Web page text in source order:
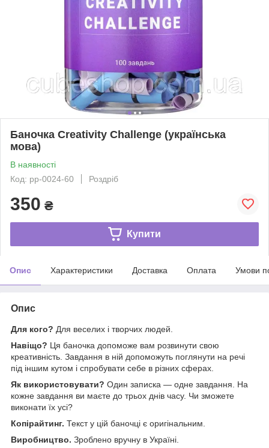
Баночка Creativity Challenge (українська
мова)
В наявності
Код: pp-0024-60
Роздріб
350 ₴
Купити
Опис Характеристики Доставка Оплата Умови
Опис
Для кого? Для веселих і творчих людей.
Навіщо? Ця баночка допоможе вам розвинути свою
креативність. Завдання в ній допоможуть поглянути на речі
під іншим кутом і спробувати себе в різних сферах.
Як використовувати? Один записка — одне завдання. На
кожне завдання ви маєте до трьох днів часу. Чи зможете
виконати їх усі?
Копірайтинг. Текст у цій баночці є оригінальним.
Виробництво. Зроблено вручну в Україні.